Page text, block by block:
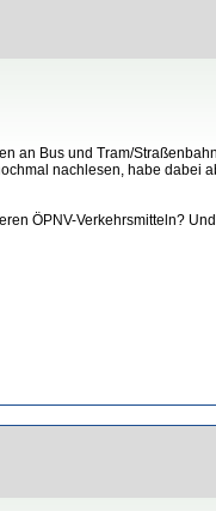
an Bus und Tram/
nachlesen, habe dabei
ÖPNV-Verkehrsmitteln?